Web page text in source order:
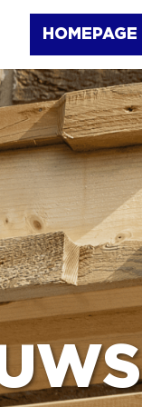
HOMEPAGE